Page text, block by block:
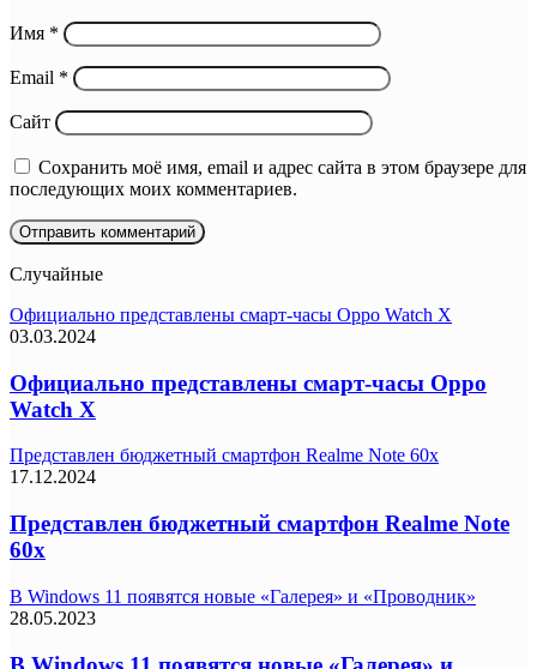
Имя *
Email *
Сайт
Сохранить моё имя, email и адрес сайта в этом браузере для
последующих моих комментариев.
Случайные
Официально представлены смарт-часы Oppo Watch X
03.03.2024
Официально представлены смарт-часы Oppo
Watch X
Представлен бюджетный смартфон Realme Note 60x
17.12.2024
Представлен бюджетный смартфон Realme Note
60x
В Windows 11 появятся новые «Галерея» и «Проводник»
28.05.2023